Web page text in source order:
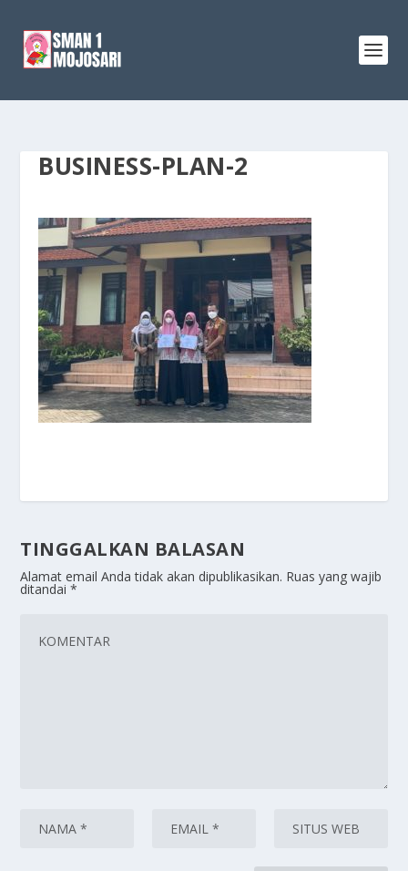
BUSINESS-PLAN-2
TINGGALKAN BALASAN
Alamat email Anda tidak akan dipublikasikan. Ruas yang wajib
ditandai*